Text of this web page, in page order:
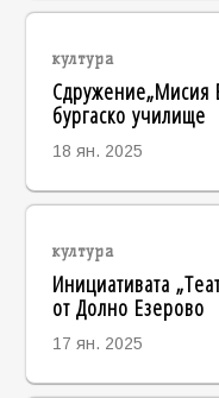
култура
Сдружение„Мисия
бургаско училище
18 ян. 2025
култура
Инициативата
от Долно Езерово
17 ян. 2025